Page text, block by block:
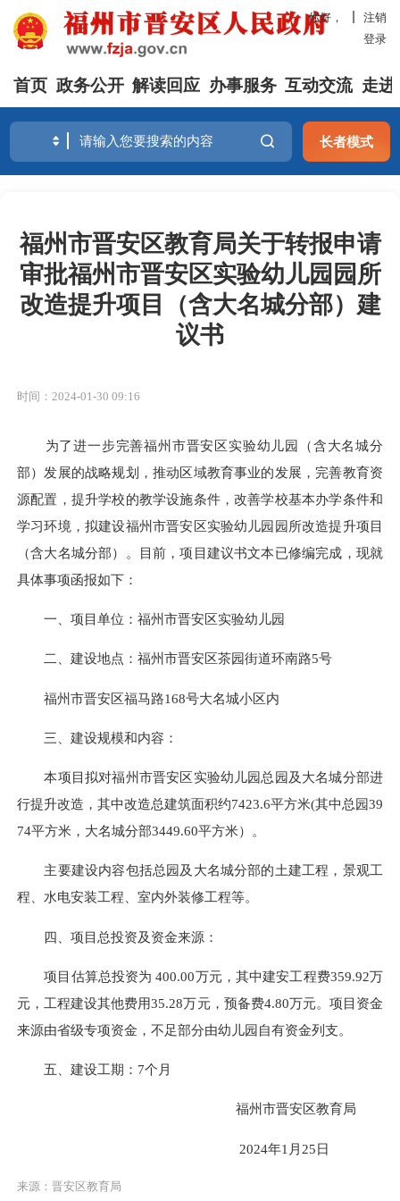
你好，
注销
登录
首页 政务公开 解读回应 办事服务 互动交流 走进
长者模式
福州市晋安区教育局关于转报申请
审批福州市晋安区实验幼儿园园所
改造提升项目（含大名城分部）建
议书
时间：2024-01-30 09:16
为了进一步完善福州市晋安区实验幼儿园（含大名城分
部）发展的战略规划，推动区域教育事业的发展，完善教育资
源配置，提升学校的教学设施条件，改善学校基本办学条件和
学习环境，拟建设福州市晋安区实验幼儿园园所改造提升项目
（含大名城分部）。目前，项目建议书文本已修编完成，现就
具体事项函报如下：
一、项目单位：福州市晋安区实验幼儿园
二、建设地点：福州市晋安区茶园街道环南路5号
福州市晋安区福马路168号大名城小区内
三、建设规模和内容：
本项目拟对福州市晋安区实验幼儿园总园及大名城分部进
行提升改造，其中改造总建筑面积约7423.6平方米(其中总园39
74平方米，大名城分部3449.60平方米）。
主要建设内容包括总园及大名城分部的土建工程，景观工
程、水电安装工程、室内外装修工程等。
四、项目总投资及资金来源：
项目估算总投资为 400.00万元，其中建安工程费359.92万
元，工程建设其他费用35.28万元，预备费4.80万元。项目资金
来源由省级专项资金，不足部分由幼儿园自有资金列支。
五、建设工期：7个月
福州市晋安区教育局
2024年1月25日
来源：晋安区教育局